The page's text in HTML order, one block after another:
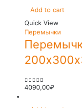
Add to cart
Quick View
Перемычки
0out of 5
4090,00₽